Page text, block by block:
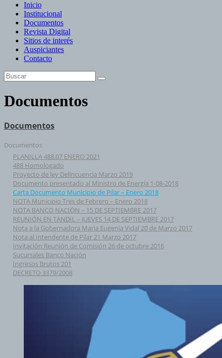
Inicio
Institucional
Documentos
Revista Digital
Sitios de interés
Auspiciantes
Contacto
Documentos
Documentos
Documentos
PLANILLA 488.07 ENERO 2021
488 Homologado
Proyecto de ley Delincuencia Marzo 2019
Documento presentado al Ministro de Energía 1-08-2018
Carta Documento Municipio de Pilar – Enero 2018
NOTA Municipio Tres de Febrero – Enero 2018
NOTA BANCO NACIÓN – 15 DE SEPTIEMBRE 2017
REUNIÓN EN TANDIL – JUEVES 14 DE SEPTIEMBRE 2017
Nota a la Gobernadora Maria Eugenia Vidal 20 de Marzo 2017
Nota al Intendente de Pilar 21 Marzo 2017
Invitación Reunión de Comisión 26 de octubre 2016
Sucursales Banco Nación
Ingresos Brutos 201
DECRETO 3379/2008